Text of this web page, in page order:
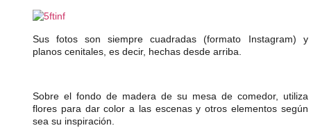
Sus fotos son siempre cuadradas (formato Instagram) y
planos cenitales, es decir, hechas desde arriba.
Sobre el fondo de madera de su mesa de comedor, utiliza
flores para dar color a las escenas y otros elementos según
sea su inspiración.